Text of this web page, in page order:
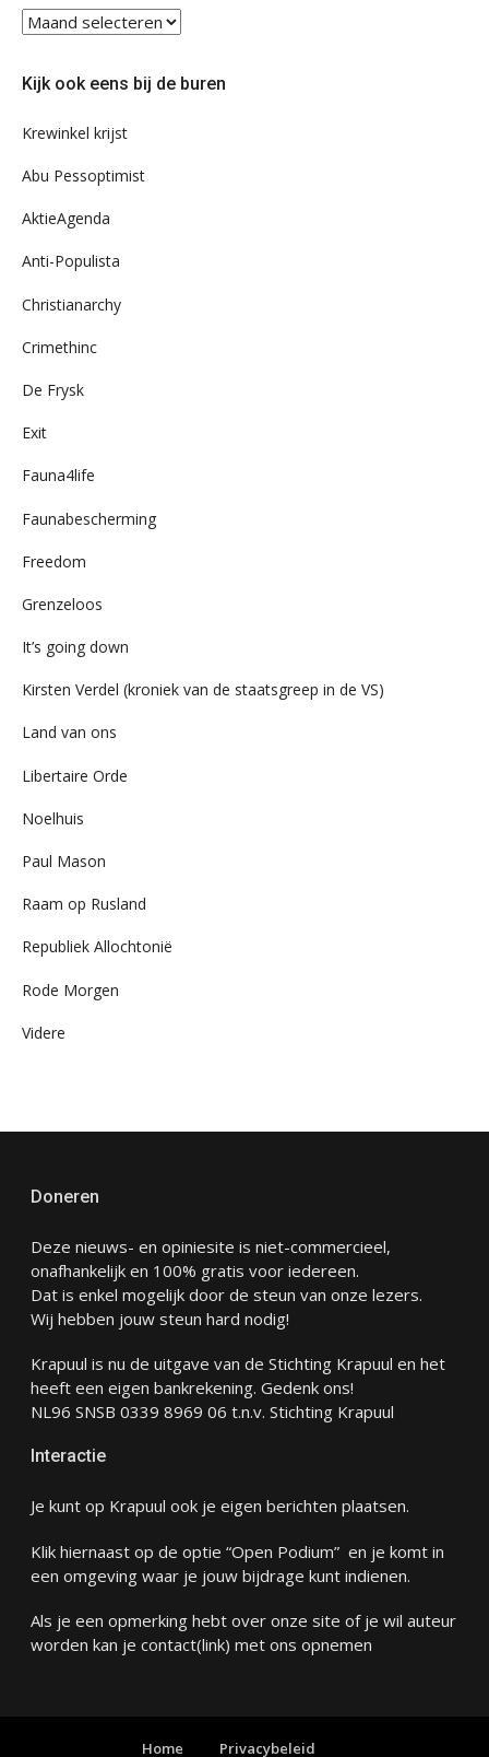
Blader
eens
ons
Kijk ook eens bij de buren
Krewinkel krijst
Abu Pessoptimist
AktieAgenda
Anti-Populista
Christianarchy
Crimethinc
De Frysk
Exit
Fauna4life
Faunabescherming
Freedom
Grenzeloos
It’s going down
Kirsten Verdel (kroniek van de staatsgreep in de VS)
Land van ons
Libertaire Orde
Noelhuis
Paul Mason
Raam op Rusland
Republiek Allochtonië
Rode Morgen
Videre
Doneren
Deze nieuws- en opiniesite is niet-commercieel,
onafhankelijk en 100% gratis voor iedereen.
Dat is enkel mogelijk door de steun van onze lezers.
Wij hebben jouw steun hard nodig!
Krapuul is nu de uitgave van de Stichting Krapuul en het
heeft een eigen bankrekening. Gedenk ons!
NL96 SNSB 0339 8969 06 t.n.v. Stichting Krapuul
Interactie
Je kunt op Krapuul ook je eigen berichten plaatsen.
Klik hiernaast op de optie “Open Podium” en je komt in
een omgeving waar je jouw bijdrage kunt indienen.
Als je een opmerking hebt over onze site of je wil auteur
worden kan je contact(link) met ons opnemen
Home Privacybeleid